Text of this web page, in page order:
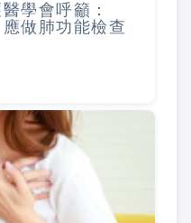
學會呼籲：
做肺功能檢查